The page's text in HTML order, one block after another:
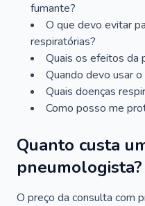
fumante?
O que devo evitar
respiratórias?
Quais os efeitos da
Quando devo usar
Quais doenças
Como posso me
Quanto custa
pneumologista?
O preço da consulta com